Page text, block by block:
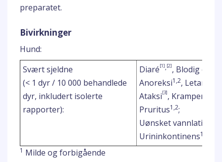
preparatet.
Bivirkninger
Hund:
Svært sjeldne
(< 1 dyr / 10 000 behandlede
dyr, inkludert isolerte
rapporter):
Diaré[1],[2], Blodig diaré
Anoreksi1,2, Letargi
Ataksi[3], Kramper
Pruritus1,2;
Uønsket vannlating
Urininkontinens1,2
1 Milde og forbigående